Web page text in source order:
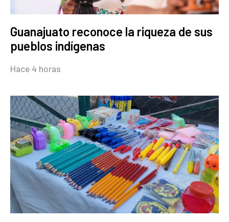
Guanajuato reconoce la riqueza de sus
pueblos indígenas
Hace 4 horas